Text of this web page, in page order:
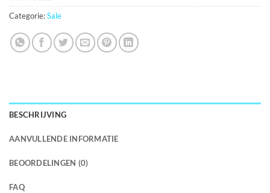
Categorie:Sale
BESCHRIJVING
AANVULLENDE INFORMATIE
BEOORDELINGEN (0)
FAQ